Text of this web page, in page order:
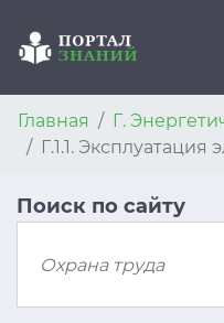
Главная
Г.
Г.1.1. Эксплуатация
Поиск по сайту